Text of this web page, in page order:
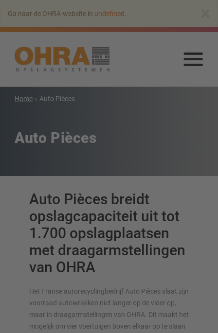
hoofdinhoud
springen
Ga naar de OHRA-website in undefined
Home Auto Pièces
Auto Pièces
Auto Pièces breidt
opslagcapaciteit uit tot
1.700 opslagplaatsen
met draagarmstellingen
van OHRA
Het Franse autorecyclingbedrijf Auto Pièces slaat zijn
voorraad autowrakken niet langer op de vloer op,
maar in draagarmstellingen van OHRA. Dit maakt het
mogelijk om vier voertuigen boven elkaar op te slaan
Enkelzijdige draagarmstelling
Mobiele draagarmstellingen
Draagarmstellingen voor langgoed
Andere draagarmstellingen
Palletstellingen
Verrijdbare stellingen
Automatische opslagsystemen